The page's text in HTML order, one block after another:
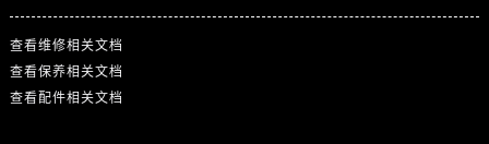
查看维修相关文档
查看保养相关文档
查看配件相关文档